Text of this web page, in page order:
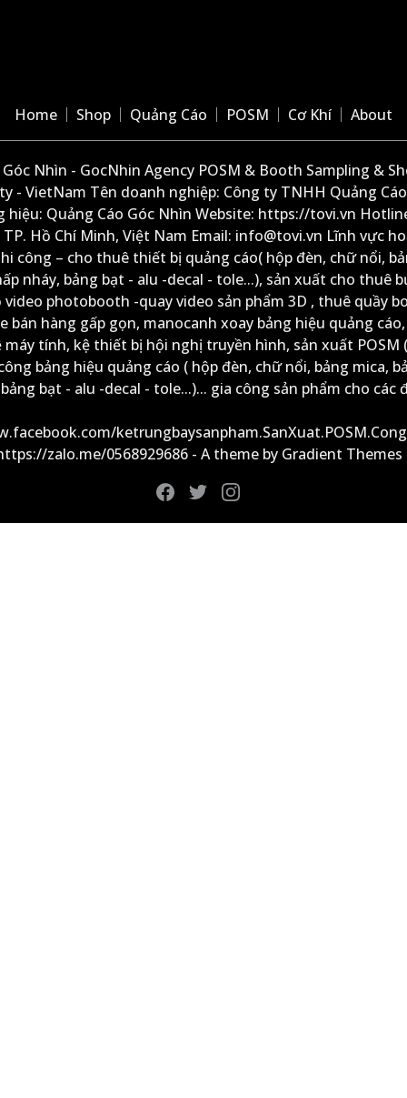
Home Shop Quảng Cáo POSM Cơ Khí About
Nhìn - GocNhin Agency POSM & Booth Sampling &
- VietNam Tên doanh nghiệp: Công ty TNHH Quảng
Quảng Cáo Góc Nhìn Website: https://tovi.vn
Hồ Chí Minh, Việt Nam Email: info@tovi.vn Lĩnh vực
công – cho thuê thiết bị quảng cáo( hộp đèn, chữ nổi,
nháy, bảng bạt - alu -decal - tole...), sản xuất cho thuê
photobooth -quay video sản phẩm 3D , thuê quầy
bán hàng gấp gọn, manocanh xoay bảng hiệu quảng
tính, kệ thiết bị hội nghị truyền hình, sản xuất POSM
bảng hiệu quảng cáo ( hộp đèn, chữ nổi, bảng mica,
bạt - alu -decal - tole...)... gia công sản phẩm cho các
zalo.me/0568929686 - A theme by Gradient